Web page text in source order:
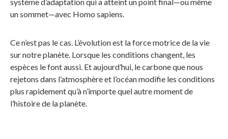
un sommet—avec Homo sapiens.
Ce n’est pas le cas. L’évolution est la force motrice de la vie
sur notre planète. Lorsque les conditions changent, les
espèces le font aussi. Et aujourd’hui, le carbone que nous
rejetons dans l’atmosphère et l’océan modifie les conditions
plus rapidement qu’à n’importe quel autre moment de
l’histoire de la planète.